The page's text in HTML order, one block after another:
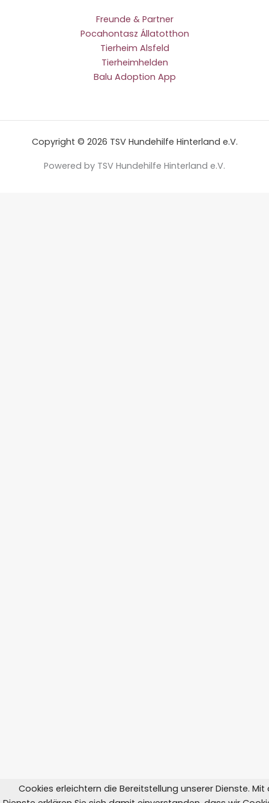
Freunde & Partner
Pocahontasz Állatotthon
Tierheim Alsfeld
Tierheimhelden
Balu Adoption App
Copyright © 2026 TSV Hundehilfe Hinterland e.V.
Powered by TSV Hundehilfe Hinterland e.V.
Cookies erleichtern die Bereitstellung unserer Dienste. Mit